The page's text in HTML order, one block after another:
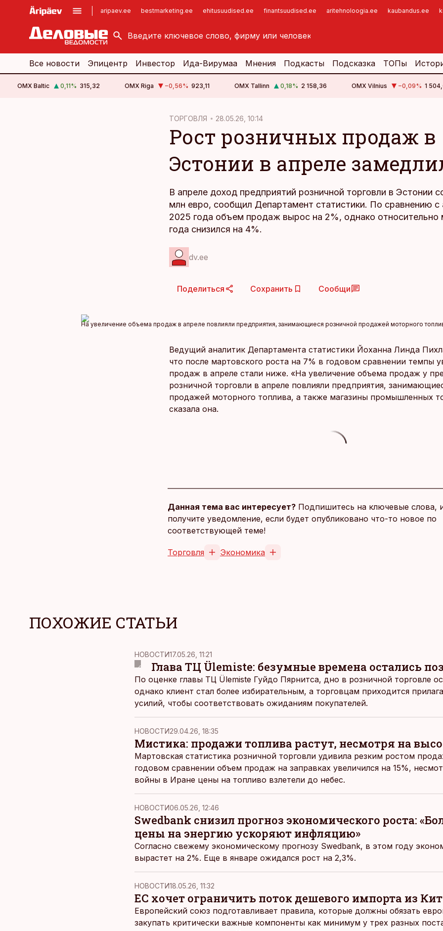
aripaev.ee bestmarketing.ee ehitusuudised.ee finantsuudised.ee aritehnoloogia.ee kaubandus.ee
kinnisvarauudised.ee
logistikauudised.ee
imelineajalugu.ee
Все новости Эпицентр Инвестор Ида-Вирумаа Мнения Подкасты Подсказка ТОПы
OMX Baltic 0,11% 315,32 OMX Riga −0,56% 923,11 OMX Tallinn 0,18% 2 158,36 OMX Vilnius −0,09% 1
ТОРГОВЛЯ 28.05.26, 10:14
Рост розничных продаж в
Эстонии в апреле
В апреле доход предприятий розничной торговли в Эстонии
млн евро, сообщил Департамент статистики. По сравнению с
2025 года объем продаж вырос на 2%, однако относительно
года снизился на 4%.
dv.ee
Поделиться Сохранить Сообщи
На увеличение объема продаж в апреле повлияли предприятия, занимающиеся розничной продажей моторного
Ведущий аналитик Департамента статистики Йоханна Линда
что после мартовского роста на 7% в годовом сравнении темпы
продаж в апреле стали ниже. «На увеличение объема продаж у
розничной торговли в апреле повлияли предприятия,
продажей моторного топлива, а также магазины промышленных
сказала она.
Данная тема вас интересует? Подпишитесь на ключевые слова,
получите уведомление, если будет опубликовано что-то новое по
соответствующей теме!
Торговля Экономика
ПОХОЖИЕ СТАТЬИ
НОВОСТИ17.05.26, 11:21
Глава ТЦ Ülemiste: безумные времена остались
По оценке главы ТЦ Ülemiste Гуйдо Пярнитса, дно в розничной торговле
однако клиент стал более избирательным, а торговцам приходится
усилий, чтобы соответствовать ожиданиям покупателей.
НОВОСТИ29.04.26, 18:35
Мистика: продажи топлива растут, несмотря на
Мартовская статистика розничной торговли удивила резким ростом
годовом сравнении объем продаж на заправках увеличился на 15%,
войны в Иране цены на топливо взлетели до небес.
НОВОСТИ06.05.26, 12:46
Swedbank снизил прогноз экономического роста:
цены на энергию ускоряют инфляцию»
Согласно свежему экономическому прогнозу Swedbank, в этом году
вырастет на 2%. Еще в январе ожидался рост на 2,3%.
НОВОСТИ18.05.26, 11:32
ЕС хочет ограничить поток дешевого импорта из
Европейский союз подготавливает правила, которые должны обязать
закупать критически важные компоненты как минимум у трех разных